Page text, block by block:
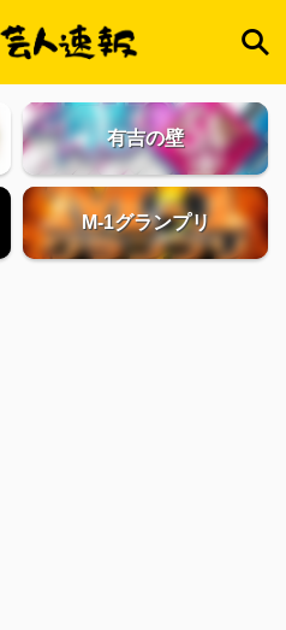
有吉の壁
M-1グランプリ